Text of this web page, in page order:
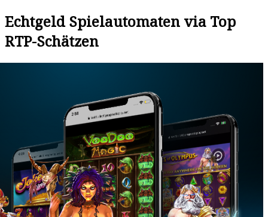
Echtgeld Spielautomaten via Top
RTP-Schätzen